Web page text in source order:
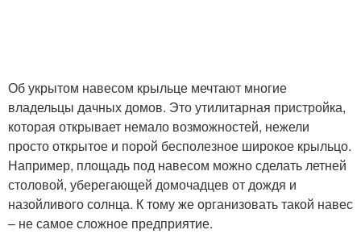
Об укрытом навесом крыльце мечтают многие
владельцы дачных домов. Это утилитарная пристройка,
которая открывает немало возможностей, нежели
просто открытое и порой бесполезное широкое крыльцо.
Например, площадь под навесом можно сделать летней
столовой, уберегающей домочадцев от дождя и
назойливого солнца. К тому же организовать такой навес
– не самое сложное предприятие.